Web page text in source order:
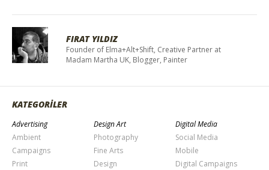
FIRAT YILDIZ
Founder of Elma+Alt+Shift, Creative Partner at
Madam Martha UK, Blogger, Painter
KATEGORİLER
Advertising
Ambient
Campaigns
Print
Design Art
Photography
Fine Arts
Design
Digital Media
Social Media
Mobile
Digital Campaigns